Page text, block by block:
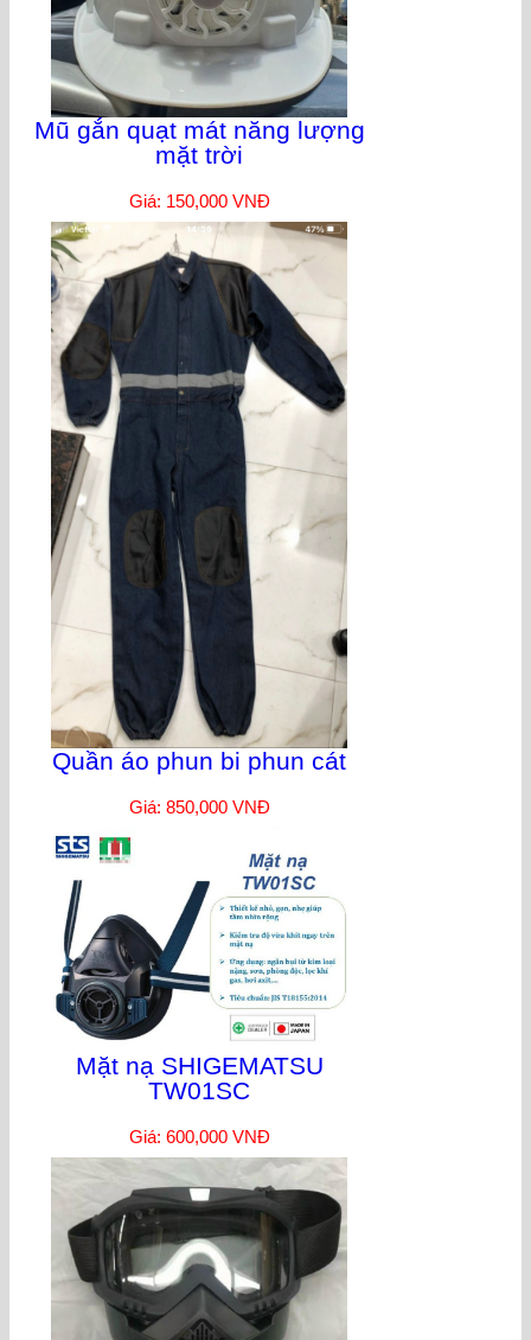
Mũ gắn quạt mát năng lượng
mặt trời
Giá: 150,000 VNĐ
Quần áo phun bi phun cát
Giá: 850,000 VNĐ
Mặt nạ SHIGEMATSU
TW01SC
Giá: 600,000 VNĐ